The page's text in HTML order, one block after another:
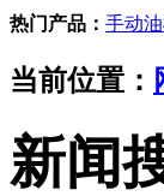
热门产品： 手动
当前位置：
新闻